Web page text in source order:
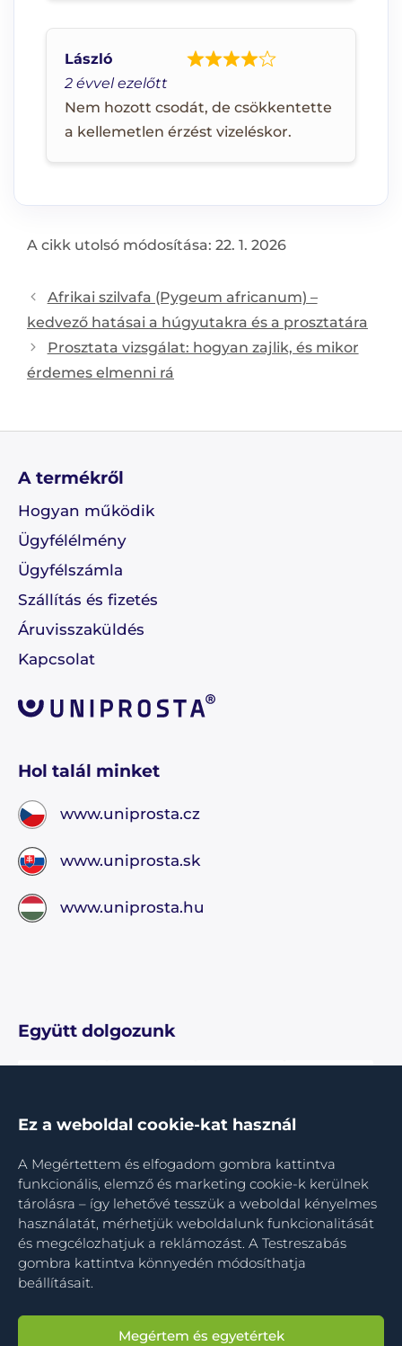
Ez a weboldal cookie-kat használ
A Megértettem és elfogadom gombra kattintva
funkcionális, elemző és marketing cookie-k kerülnek
tárolásra – így lehetővé tesszük a weboldal kényelmes
használatát, mérhetjük weboldalunk funkcionalitását
és megcélozhatjuk a reklámozást. A Testreszabás
gombra kattintva könnyedén módosíthatja
beállításait.
Megértem és egyetértek
2 évvel ezelőtt
Nem hozott csodát, de csökkentette
a kellemetlen érzést vizeléskor.
László
A cikk utolsó módosítása: 22. 1. 2026
Post
navigation
Afrikai szilvafa (Pygeum africanum) –
kedvező hatásai a húgyutakra és a prosztatára
Prosztata vizsgálat: hogyan zajlik, és mikor
érdemes elmenni rá
A termékről
Hogyan működik
Ügyfélélmény
Ügyfélszámla
Szállítás és fizetés
Áruvisszaküldés
Kapcsolat
Hol talál minket
www.uniprosta.cz
www.uniprosta.sk
www.uniprosta.hu
Együtt dolgozunk